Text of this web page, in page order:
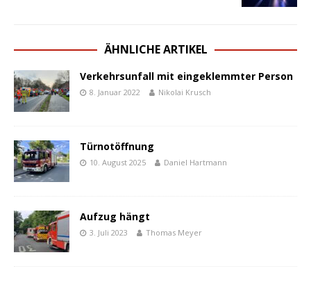
ÄHNLICHE ARTIKEL
Verkehrsunfall mit eingeklemmter Person
8. Januar 2022 Nikolai Krusch
Türnotöffnung
10. August 2025 Daniel Hartmann
Aufzug hängt
3. Juli 2023 Thomas Meyer